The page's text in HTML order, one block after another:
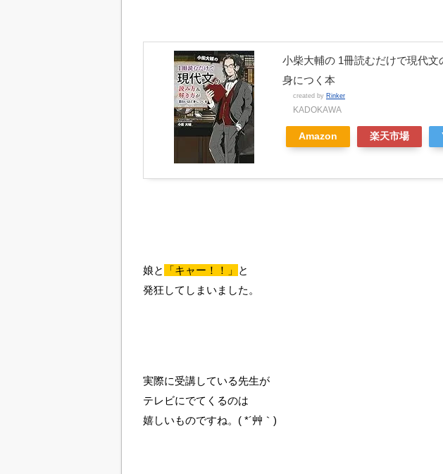
小柴大輔の 1冊読むだけで現代
身につく本
created by Rinker
KADOKAWA
Amazon 楽天市場
娘と 「キャー！！」
と
発狂してしまいました。
実際に受講している先生が
テレビにでてくるのは
嬉しいものですね。( *´艸｀)